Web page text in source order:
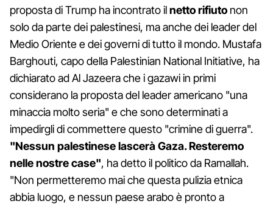
proposta di Trump ha incontrato ilnetto rifiuto non
solo da parte dei palestinesi, ma anche dei leader del
Medio Oriente e dei governi di tutto il mondo. Mustafa
Barghouti, capo della Palestinian National Initiative, ha
dichiarato ad Al Jazeera che i gazawi in primi
considerano la proposta del leader americano "una
minaccia molto seria" e che sono determinati a
impedirgli di commettere questo "crimine di guerra".
"Nessun palestinese lascerà Gaza. Resteremo
nelle nostre case", ha detto il politico da Ramallah.
"Non permetteremo mai che questa pulizia etnica
abbia luogo, e nessun paese arabo è pronto a